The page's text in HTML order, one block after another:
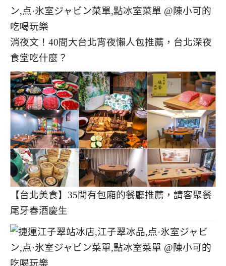
消夜文！40間大台北宵夜懶人包推薦，台北深夜
食堂吃什麼？
【台北美食】35間有包廂的餐廳推薦，請客聚餐
尾牙春酒慶生